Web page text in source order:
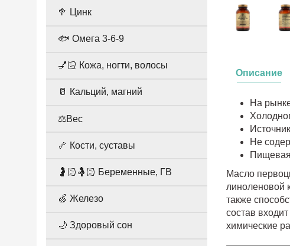
Описание
На
Не
Масло
линоленовой
также
состав
химические
🥦 Цинк
🐟 Омега 3-6-9
💅🏻 Кожа, ногти, волосы
🥛 Кальций, магний
⚖️Вес
🦴 Кости, суставы
🤰🏻🤱🏻 Беременные, ГВ
🍏 Железо
🌙 Здоровый сон